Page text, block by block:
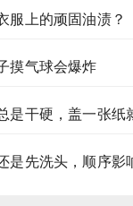
服上的顽固油渍？
摸气球会爆炸
是干硬，盖一张纸
是先洗头，顺序影